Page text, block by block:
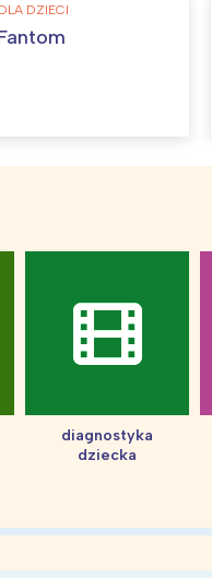
DZIECI
diagnostyka
dziecka